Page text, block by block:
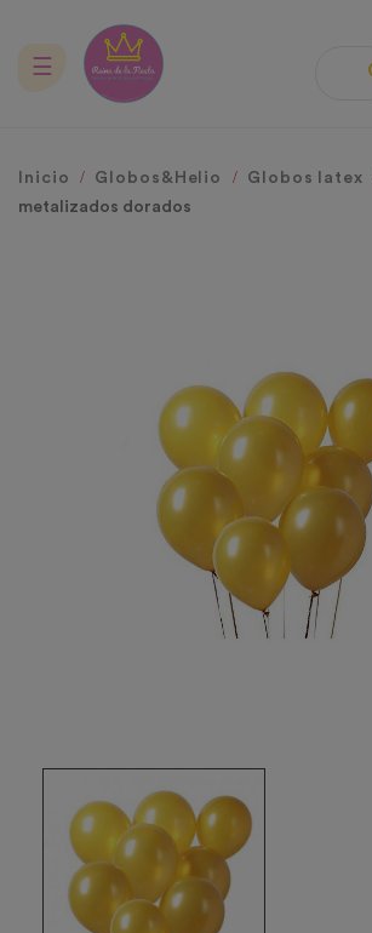
Navegación
☰
Inicio Globos&Helio Globos latex
metalizados dorados